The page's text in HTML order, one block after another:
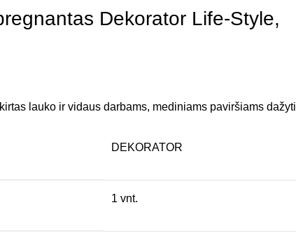
Dekorator Life-Style,
lauko ir vidaus darbams, mediniams paviršiams dažyti
DEKORATOR
1 vnt.